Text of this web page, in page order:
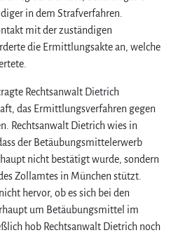
in dem Strafverfahren.
mit der zuständigen
die Ermittlungsakte an, welche
Rechtsanwalt Dietrich
das Ermittlungsverfahren gegen
Rechtsanwalt Dietrich wies in
der Betäubungsmittelerwerb
nicht bestätigt wurde, sondern
Zollamtes in München stützt.
hervor, ob es sich bei den
um Betäubungsmittel im
hob Rechtsanwalt Dietrich noch